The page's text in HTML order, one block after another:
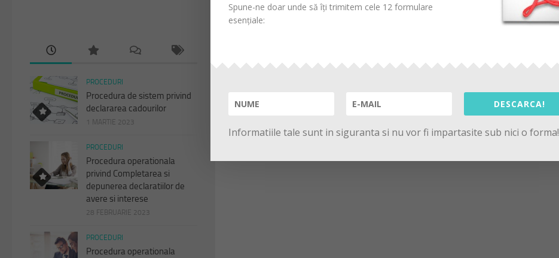
PROCEDURI
Procedura de sistem privind
declararea cadourilor
1 MARTIE 2023
PROCEDURI
Procedura operationala
privind Completarea si
depunerea declaratiilor de
avere si interese
28 FEBRUARIE 2023
PROCEDURI
Procedura operationala
Spune-ne doar unde să îți trimitem cele 12 formulare
esențiale:
DESCARCA!
Informatiile tale sunt in siguranta si nu vor fi impartasite sub nici o forma!